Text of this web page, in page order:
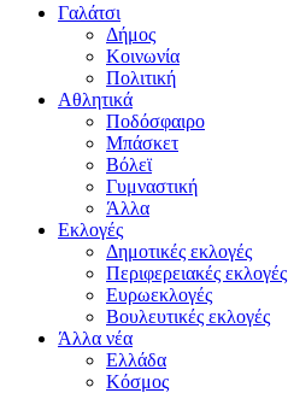
Γαλάτσι
Δήμος
Κοινωνία
Πολιτική
Αθλητικά
Ποδόσφαιρο
Μπάσκετ
Βόλεϊ
Γυμναστική
Άλλα
Εκλογές
Δημοτικές εκλογές
Περιφερειακές εκλογές
Ευρωεκλογές
Βουλευτικές εκλογές
Άλλα νέα
Ελλάδα
Κόσμος